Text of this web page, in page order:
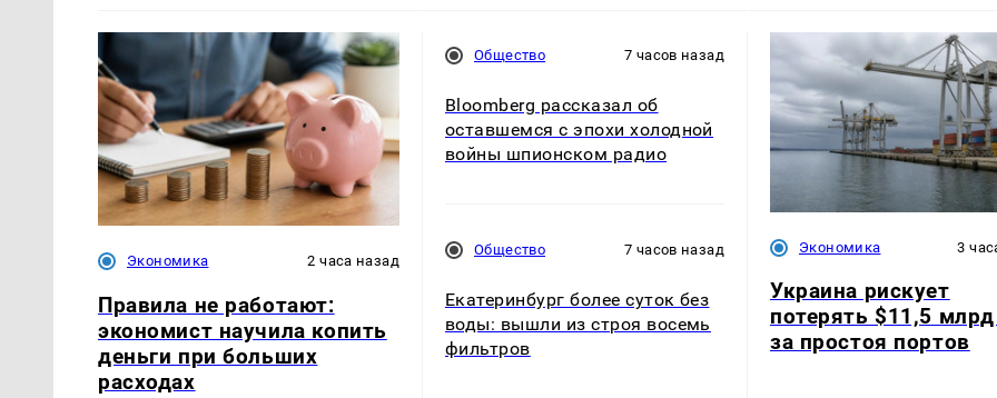
Экономика 2 часа назад
Правила не работают:
экономист научила копить
деньги при больших
расходах
Общество 7 часов назад
Bloomberg рассказал об
оставшемся с эпохи холодной
войны шпионском радио
Общество 7 часов назад
Екатеринбург более суток без
воды: вышли из строя восемь
фильтров
Экономика 3
Украина рискует
потерять $11,5
за простоя портов